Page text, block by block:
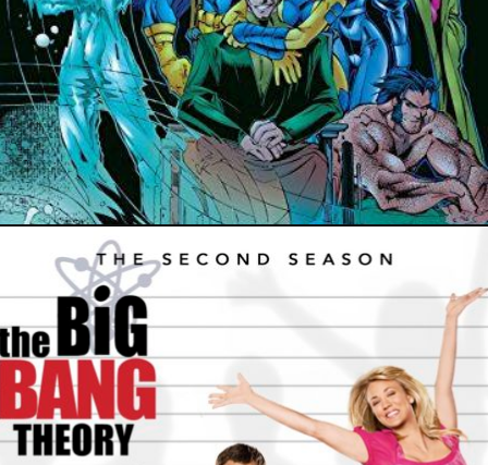
15 avril 2024